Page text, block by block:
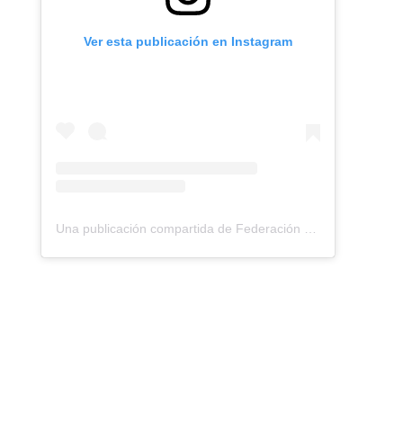
Ver esta publicación en Instagram
Una publicación compartida de Federación Montañismo Tenerife (@federacion_montanismo_tenerife)